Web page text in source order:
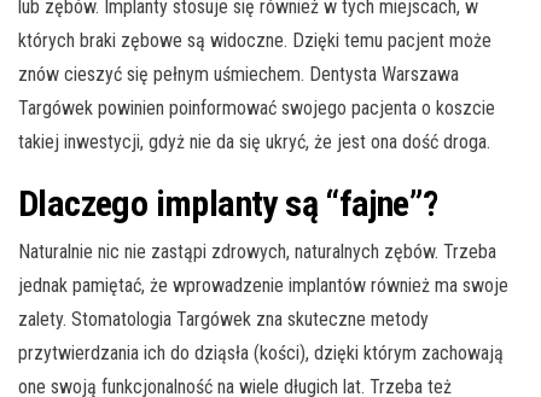
lub zębów. Implanty stosuje się również w tych miejscach, w
których braki zębowe są widoczne. Dzięki temu pacjent może
znów cieszyć się pełnym uśmiechem. Dentysta Warszawa
Targówek powinien poinformować swojego pacjenta o koszcie
takiej inwestycji, gdyż nie da się ukryć, że jest ona dość droga.
Dlaczego implanty są “fajne”?
Naturalnie nic nie zastąpi zdrowych, naturalnych zębów. Trzeba
jednak pamiętać, że wprowadzenie implantów również ma swoje
zalety. Stomatologia Targówek zna skuteczne metody
przytwierdzania ich do dziąsła (kości), dzięki którym zachowają
one swoją funkcjonalność na wiele długich lat. Trzeba też